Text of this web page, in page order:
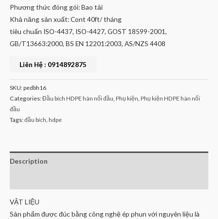
Phương thức đóng gói: Bao tải
Khả năng sản xuất: Cont 40ft/ tháng
tiêu chuẩn ISO-4437, ISO-4427, GOST 18599-2001,
GB/T13663:2000, BS EN 12201:2003, AS/NZS 4408
Liên Hệ : 0914892875
SKU:pedbh16
Categories:Đầu bích HDPE hàn nối đầu Phụ kiện Phụ kiện HDPE hàn nối
đầu
Tags:đầu bích hdpe
Description
VẬT LIỆU
Sản phẩm được đúc bằng công nghệ ép phun với nguyên liệu là